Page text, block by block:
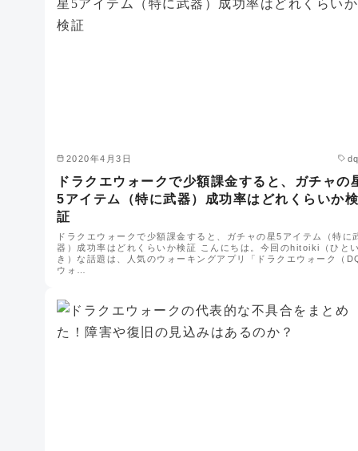
2020年4月3日
ドラクエウォークで少額課金すると、ガチャの
5アイテム（特に武器）成功率はどれくらいか検
証
ドラクエウォークで少額課金すると、ガチャの星5アイテム（特に
器）成功率はどれくらいか検証 こんにちは。今回のhitoiki（ひとい
き）な話題は、人気のウォーキングアプリ「ドラクエウォーク（
ウォ…